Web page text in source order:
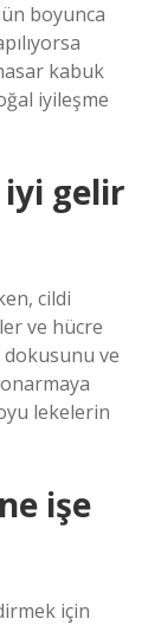
boyunca
kabuk
iyileşme
iyi gelir
cildi
ve hücre
ve
lekelerin
işe
için